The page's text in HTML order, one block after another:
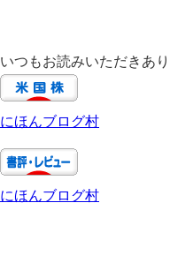
いつもお読みいただきあ
にほんブログ村
にほんブログ村